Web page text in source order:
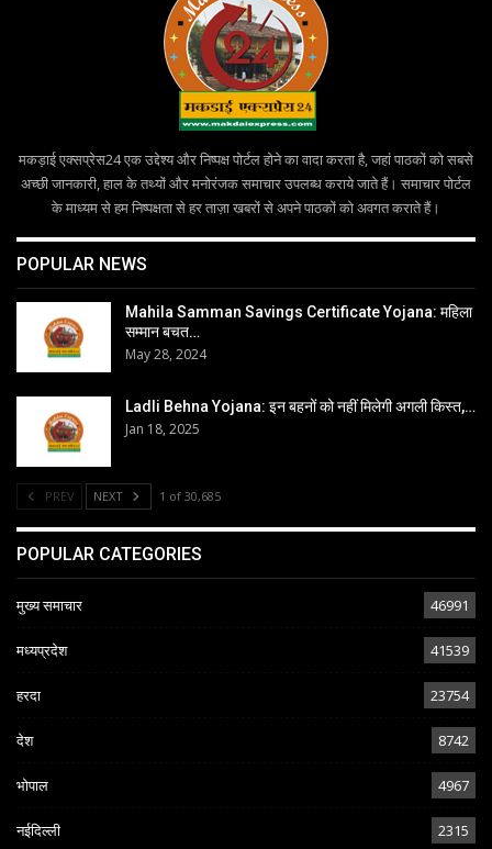
मकड़ाई एक्सप्रेस24 एक उद्देश्य और निष्पक्ष पोर्टल होने का वादा करता है, जहां पाठकों को सबसे
अच्छी जानकारी, हाल के तथ्यों और मनोरंजक समाचार उपलब्ध कराये जाते हैं। समाचार पोर्टल
के माध्यम से हम निष्पक्षता से हर ताज़ा खबरों से अपने पाठकों को अवगत कराते हैं।
POPULAR NEWS
Mahila Samman Savings Certificate Yojana: महिला
सम्मान बचत…
May 28, 2024
Ladli Behna Yojana: इन बहनों को नहीं मिलेगी अगली किस्त,…
Jan 18, 2025
PREV NEXT 1 of 30,685
POPULAR CATEGORIES
मुख्य समाचार 46991
मध्यप्रदेश 41539
हरदा 23754
देश 8742
भोपाल 4967
नईदिल्ली 2315